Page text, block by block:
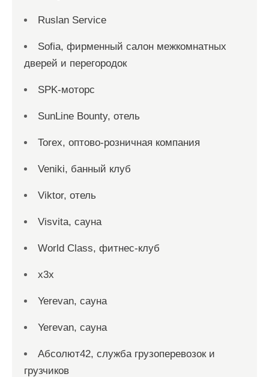
Ruslan Service
Sofia, фирменный салон межкомнатных
дверей и перегородок
SPK-моторс
SunLine Bounty, отель
Torex, оптово-розничная компания
Veniki, банный клуб
Viktor, отель
Visvita, сауна
World Class, фитнес-клуб
x3x
Yerevan, сауна
Yerevan, сауна
Абсолют42, служба грузоперевозок и
грузчиков